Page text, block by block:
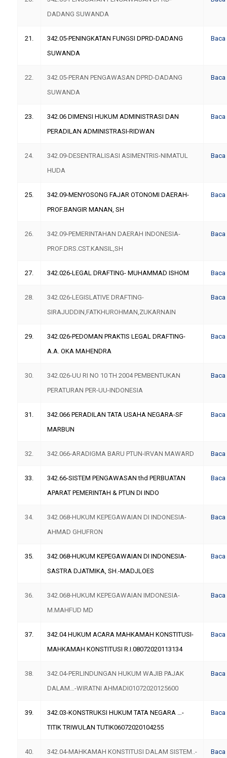
DADANG SUWANDA
21.
342.05-PENINGKATAN FUNGSI DPRD-DADANG
SUWANDA
Baca
22.
342.05-PERAN PENGAWASAN DPRD-DADANG
SUWANDA
Baca
23.
342.06 DIMENSI HUKUM ADMINISTRASI DAN
PERADILAN ADMINISTRASI-RIDWAN
Baca
24.
342.09-DESENTRALISASI ASIMENTRIS-NIMATUL
HUDA
Baca
25.
342.09-MENYOSONG FAJAR OTONOMI DAERAH-
PROF.BANGIR MANAN, SH
Baca
26.
342.09-PEMERINTAHAN DAERAH INDONESIA-
PROF.DRS.CST.KANSIL,SH
Baca
27. 342.026-LEGAL DRAFTING- MUHAMMAD ISHOM Baca
28.
342.026-LEGISLATIVE DRAFTING-
SIRAJUDDIN,FATKHUROHMAN,ZUKARNAIN
Baca
29.
342.026-PEDOMAN PRAKTIS LEGAL DRAFTING-
A.A. OKA MAHENDRA
Baca
30.
342.026-UU RI NO 10 TH 2004 PEMBENTUKAN
PERATURAN PER-UU-INDONESIA
Baca
31.
342.066 PERADILAN TATA USAHA NEGARA-SF
MARBUN
Baca
32. 342.066-ARADIGMA BARU PTUN-IRVAN MAWARD Baca
33.
342.66-SISTEM PENGAWASAN thd PERBUATAN
APARAT PEMERINTAH & PTUN DI INDO
Baca
34.
342.068-HUKUM KEPEGAWAIAN DI INDONESIA-
AHMAD GHUFRON
Baca
35.
342.068-HUKUM KEPEGAWAIAN DI INDONESIA-
SASTRA DJATMIKA, SH.-MADJLOES
Baca
36.
342.068-HUKUM KEPEGAWAIAN IMDONESIA-
M.MAHFUD MD
Baca
37.
342.04 HUKUM ACARA MAHKAMAH KONSTITUSI-
MAHKAMAH KONSTITUSI R.I.08072020113134
Baca
38.
342.04-PERLINDUNGAN HUKUM WAJIB PAJAK
DALAM…-WIRATNI AHMADI01072020125600
Baca
39.
342.03-KONSTRUKSI HUKUM TATA NEGARA …-
TITIK TRIWULAN TUTIK06072020104255
Baca
40. 342.04-MAHKAMAH KONSTITUSI DALAM SISTEM..- Baca